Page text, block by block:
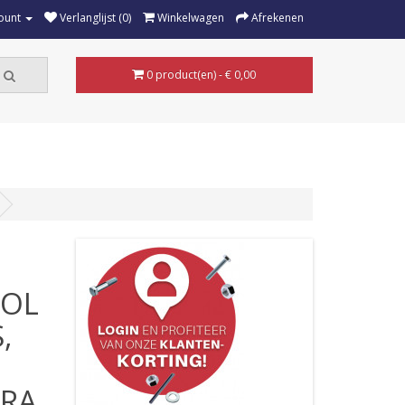
Verlanglijst (0) Winkelwagen Afrekenen
0 product(en) - € 0,00